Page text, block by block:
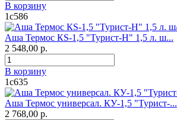
В корзину
1с586
Аша Термос КS-1,5 "Турист-Н" 1,5 л. ш...
2 548,00 р.
В корзину
1с635
Аша Термос универсал. КУ-1,5 "Турист-...
2 768,00 р.